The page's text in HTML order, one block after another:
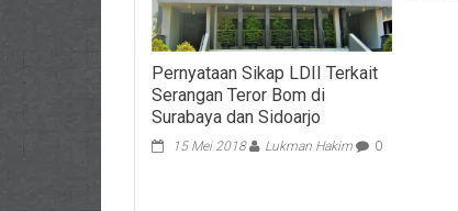
Pernyataan Sikap LDII Terkait
Serangan Teror Bom di
Surabaya dan Sidoarjo
15 Mei 2018 Lukman Hakim 0